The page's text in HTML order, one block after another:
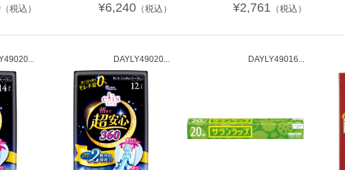
（税込） ¥6,240（税込） ¥2,761 （税込）
DAYLY49020... DAYLY49016...